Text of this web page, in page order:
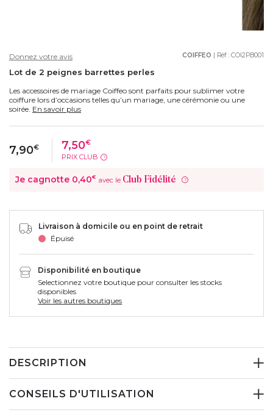
COIFFEO | Réf : COI2PB001
Donnez votre avis
Lot de 2 peignes barrettes perles
Les accessoires de mariage Coiffeo sont parfaits pour sublimer votre
coiffure lors d’occasions telles qu’un mariage, une cérémonie ou une
soirée. En savoir plus
7,90€ 7,50€
PRIX CLUB ?
Je cagnotte 0,40€ avec le Club Fidélité ?
Livraison à domicile ou en point de retrait
Épuisé
Disponibilité en boutique
Selectionnez votre boutique pour consulter les stocks
disponibles
Voir les autres boutiques
DESCRIPTION
CONSEILS D'UTILISATION